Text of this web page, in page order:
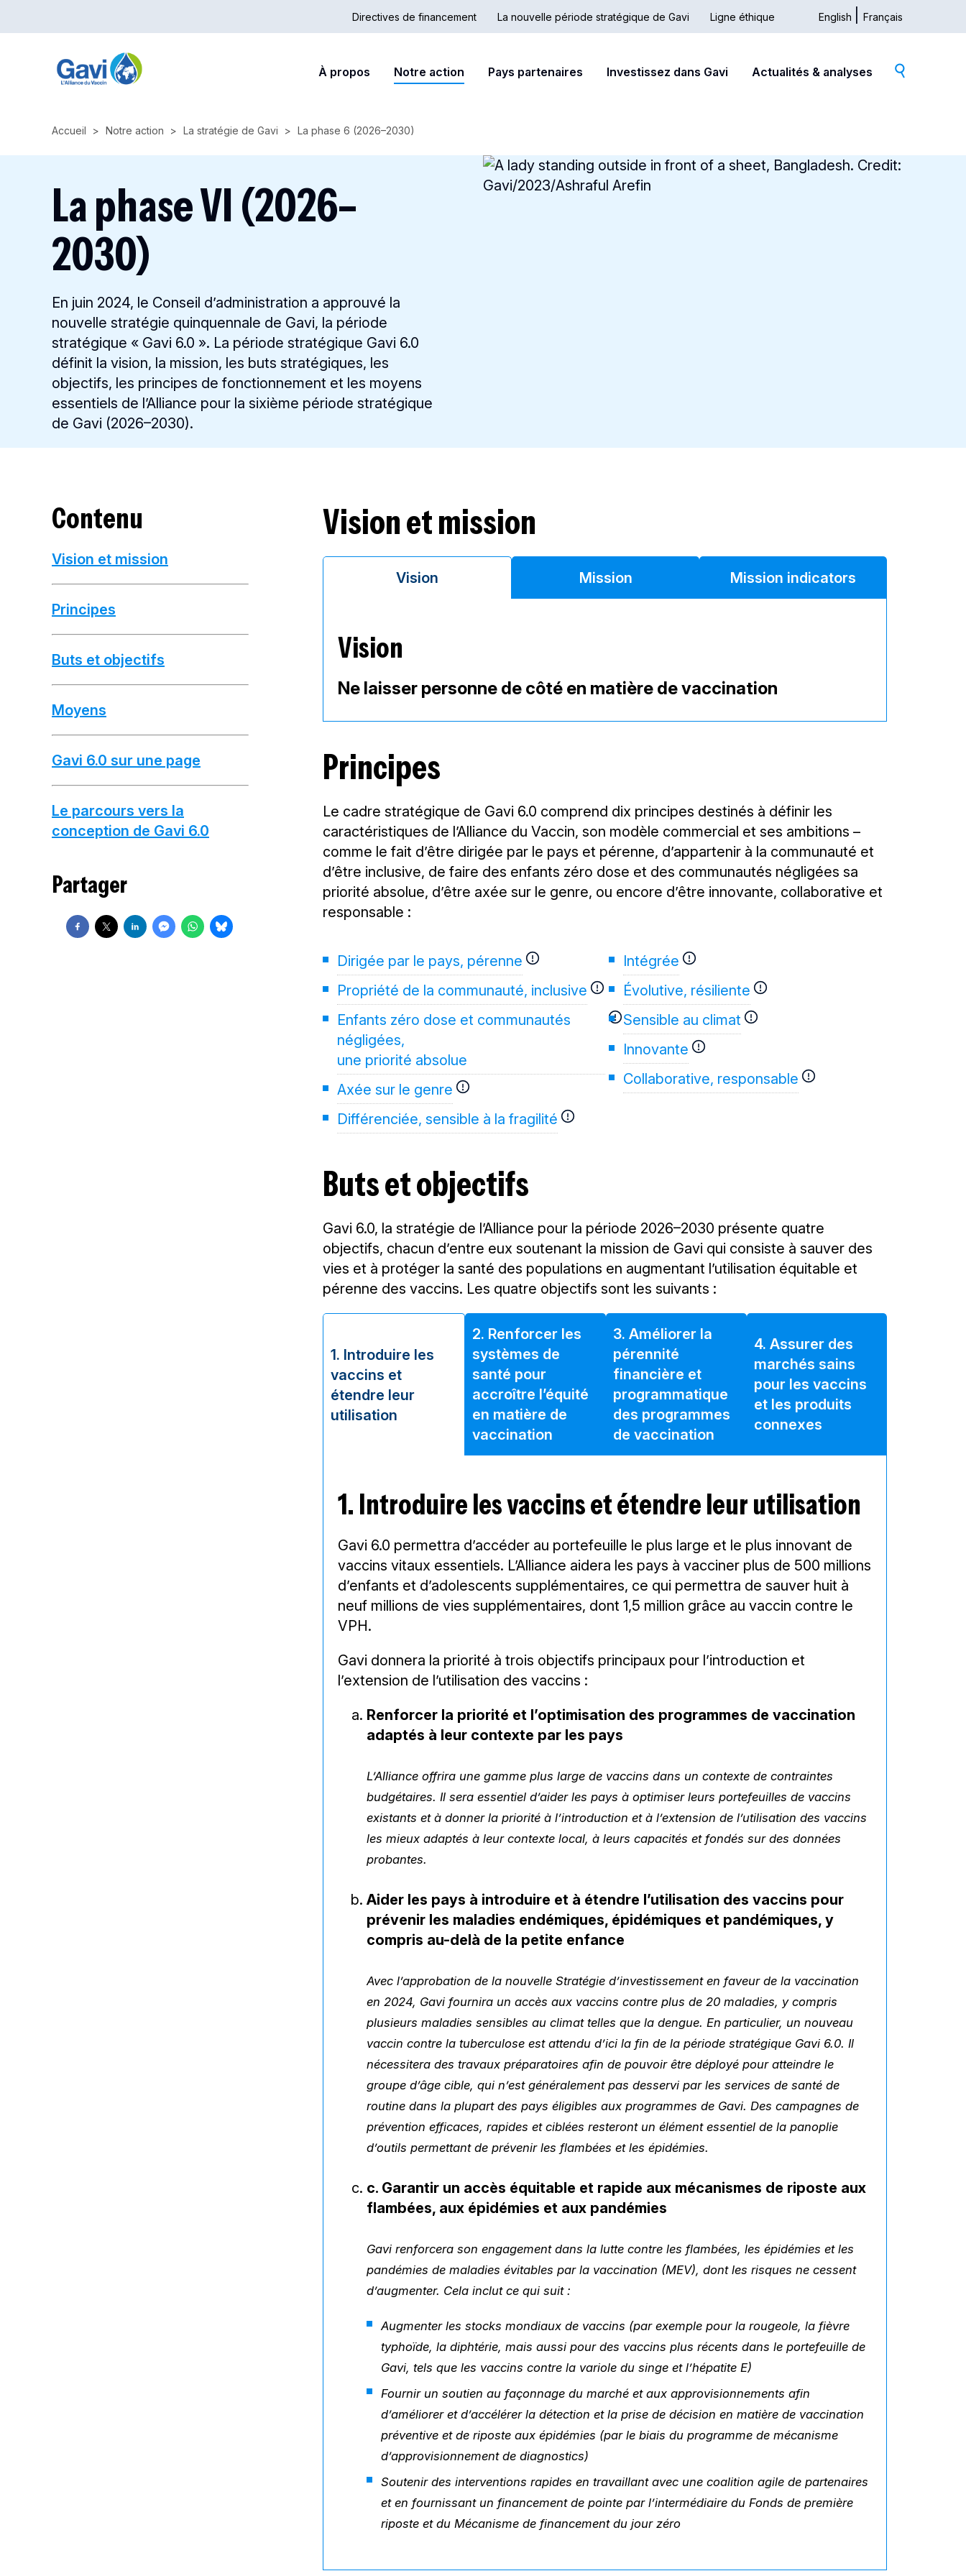
to
Hub
Directives de financement
nav
La nouvelle période stratégique de Gavi Ligne éthique English Français
Main
navigation
À propos Notre action Pays partenaires Investissez dans Gavi Actualités & analyses
Accueil Notre action La stratégie de Gavi La phase 6 (2026–2030)
La phase VI (2026–
2030)
En juin 2024, le Conseil d’administration a approuvé la
nouvelle stratégie quinquennale de Gavi, la période
stratégique « Gavi 6.0 ». La période stratégique Gavi 6.0
définit la vision, la mission, les buts stratégiques, les
objectifs, les principes de fonctionnement et les moyens
essentiels de l’Alliance pour la sixième période stratégique
de Gavi (2026–2030).
Contenu
Vision et mission
Principes
Buts et objectifs
Moyens
Gavi 6.0 sur une page
Le parcours vers la
conception de Gavi 6.0
Partager
Vision et mission
Vision Mission Mission indicators
Vision
Ne laisser personne de côté en matière de vaccination
Principes
Le cadre stratégique de Gavi 6.0 comprend dix principes destinés à définir les
caractéristiques de l’Alliance du Vaccin, son modèle commercial et ses ambitions –
comme le fait d’être dirigée par le pays et pérenne, d’appartenir à la communauté et
d’être inclusive, de faire des enfants zéro dose et des communautés négligées sa
priorité absolue, d’être axée sur le genre, ou encore d’être innovante, collaborative et
responsable :
Dirigée par le pays, pérenne
Propriété de la communauté, inclusive
Enfants zéro dose et communautés
négligées,
une priorité absolue
Axée sur le genre
Différenciée, sensible à la fragilité
Intégrée
Évolutive, résiliente
Sensible au climat
Innovante
Collaborative, responsable
Buts et objectifs
Gavi 6.0, la stratégie de l’Alliance pour la période 2026–2030 présente quatre
objectifs, chacun d’entre eux soutenant la mission de Gavi qui consiste à sauver des
vies et à protéger la santé des populations en augmentant l’utilisation équitable et
pérenne des vaccins. Les quatre objectifs sont les suivants :
1. Introduire les
vaccins et
étendre leur
utilisation
2. Renforcer les
systèmes de
santé pour
accroître l’équité
en matière de
vaccination
3. Améliorer la
pérennité
financière et
programmatique
des programmes
de vaccination
4. Assurer des
marchés sains
pour les vaccins
et les produits
connexes
1. Introduire les vaccins et étendre leur utilisation
Gavi 6.0 permettra d’accéder au portefeuille le plus large et le plus innovant de
vaccins vitaux essentiels. L’Alliance aidera les pays à vacciner plus de 500 millions
d’enfants et d’adolescents supplémentaires, ce qui permettra de sauver huit à
neuf millions de vies supplémentaires, dont 1,5 million grâce au vaccin contre le
VPH.
Gavi donnera la priorité à trois objectifs principaux pour l’introduction et
l’extension de l’utilisation des vaccins :
Renforcer la priorité et l’optimisation des programmes de vaccination
adaptés à leur contexte par les pays
L’Alliance offrira une gamme plus large de vaccins dans un contexte de contraintes
budgétaires. Il sera essentiel d’aider les pays à optimiser leurs portefeuilles de vaccins
existants et à donner la priorité à l’introduction et à l’extension de l’utilisation des vaccins
les mieux adaptés à leur contexte local, à leurs capacités et fondés sur des données
probantes.
Aider les pays à introduire et à étendre l’utilisation des vaccins pour
prévenir les maladies endémiques, épidémiques et pandémiques, y
compris au-delà de la petite enfance
Avec l’approbation de la nouvelle Stratégie d’investissement en faveur de la vaccination
en 2024, Gavi fournira un accès aux vaccins contre plus de 20 maladies, y compris
plusieurs maladies sensibles au climat telles que la dengue. En particulier, un nouveau
vaccin contre la tuberculose est attendu d’ici la fin de la période stratégique Gavi 6.0. Il
nécessitera des travaux préparatoires afin de pouvoir être déployé pour atteindre le
groupe d’âge cible, qui n’est généralement pas desservi par les services de santé de
routine dans la plupart des pays éligibles aux programmes de Gavi. Des campagnes de
prévention efficaces, rapides et ciblées resteront un élément essentiel de la panoplie
d’outils permettant de prévenir les flambées et les épidémies.
c. Garantir un accès équitable et rapide aux mécanismes de riposte aux
flambées, aux épidémies et aux pandémies
Gavi renforcera son engagement dans la lutte contre les flambées, les épidémies et les
pandémies de maladies évitables par la vaccination (MEV), dont les risques ne cessent
d’augmenter. Cela inclut ce qui suit :
Augmenter les stocks mondiaux de vaccins (par exemple pour la rougeole, la fièvre
typhoïde, la diphtérie, mais aussi pour des vaccins plus récents dans le portefeuille de
Gavi, tels que les vaccins contre la variole du singe et l’hépatite E)
Fournir un soutien au façonnage du marché et aux approvisionnements afin
d’améliorer et d’accélérer la détection et la prise de décision en matière de vaccination
préventive et de riposte aux épidémies (par le biais du programme de mécanisme
d’approvisionnement de diagnostics)
Soutenir des interventions rapides en travaillant avec une coalition agile de partenaires
et en fournissant un financement de pointe par l’intermédiaire du Fonds de première
riposte et du Mécanisme de financement du jour zéro